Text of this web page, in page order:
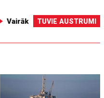
Vairāk TUVIE AUSTRUMI